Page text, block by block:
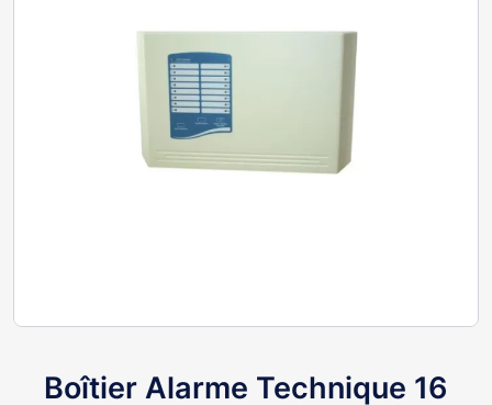
Boîtier Alarme Technique 16